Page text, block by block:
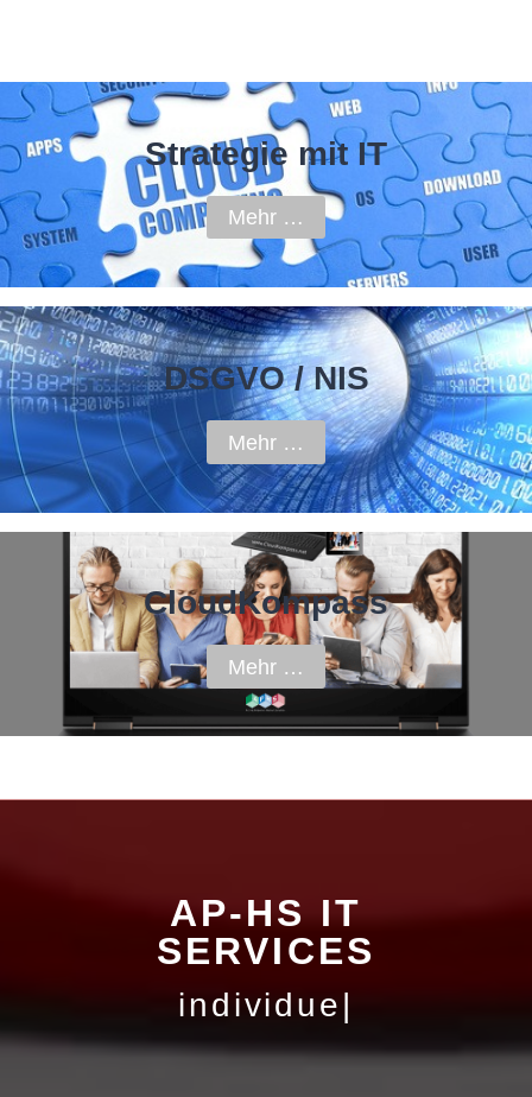
Strategie mit IT
Mehr …
DSGVO / NIS
Mehr …
CloudKompass
Mehr …
AP-HS IT
SERVICES
individuelle Lösungen